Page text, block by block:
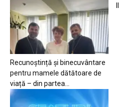
Recunoștință și binecuvântare
pentru mamele dătătoare de
viață – din partea...